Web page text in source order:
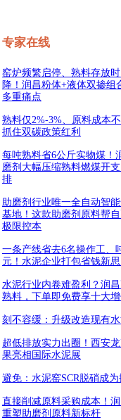
专家在线
窑炉频繁启停、熟料存放
降！润昌粉体+液体双掺组
多重痛点
熟料仅2%-3%、原料成本
抓住双碳政策红利
每吨熟料省6公斤实物煤！
磨剂大幅压缩熟料燃煤开
排
助磨剂行业唯一全自动智
基地！这款助磨剂原料帮
极限控本
一条产线省去6名操作工、
元！水泥企业打包省钱新思
水泥行业内卷难盈利？润
熟料，下单即免费享十大增
刻不容缓：升级改造现有
超低排放实力出圈！西安
果亮相国际水泥展
避免：水泥窑SCR脱硝成
直接削减原料采购成本！
重塑助磨剂原料新标杆